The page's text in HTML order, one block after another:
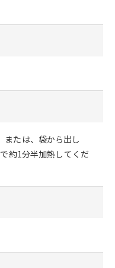
または、袋から出し
約1分半加熱してくだ